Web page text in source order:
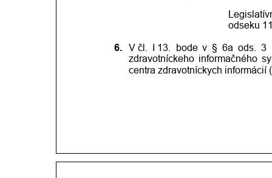
odseku
6. V čl. I 13. bode v § 6a ods. 3
zdravotníckeho informačného
centra zdravotníckych informácií